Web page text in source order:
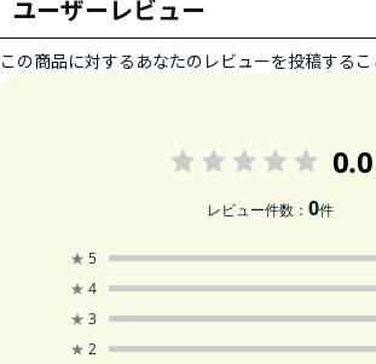
ユーザーレビュー
この商品に対するあなたのレビューを投稿するこ
0.0
レビュー件数：0件
★ 5
★ 4
★ 3
★ 2